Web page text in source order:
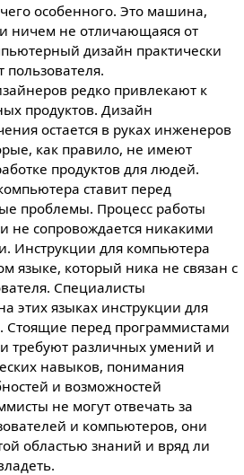
особенного. Это машина,
ничем не отличающаяся от
дизайн практически
пользователя.
редко привлекают к
продуктов. Дизайн
остается в руках инженеров
как правило, не имеют
продуктов для людей.
ставит перед
проблемы. Процесс работы
не сопровождается никакими
Инструкции для компьютера
языке, который ника не связан с
Специалисты
этих языках инструкции для
Стоящие перед программистами
требуют различных умений и
навыков, понимания
и возможностей
не могут отвечать за
и компьютеров, они
областью знаний и вряд ли